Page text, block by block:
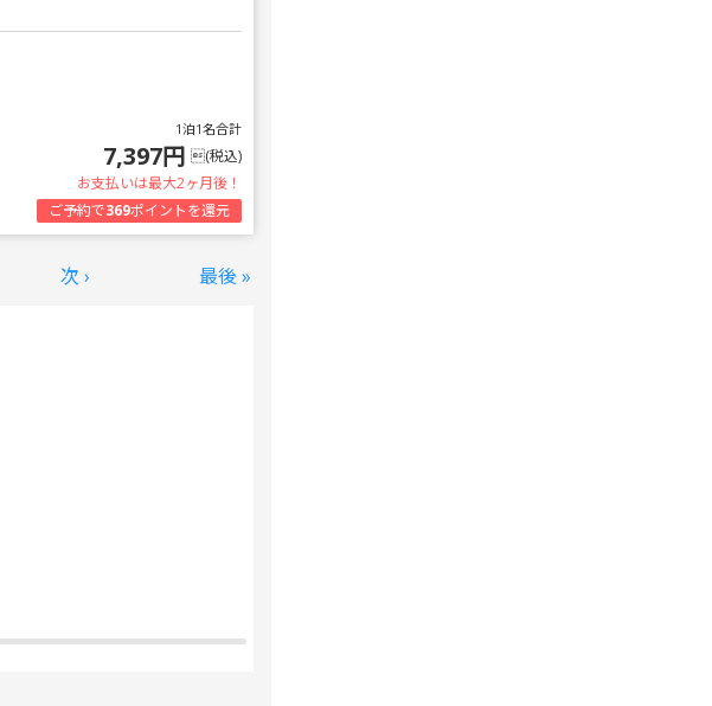
1泊1名合計
7,397円 (税込)
お支払いは最大2ヶ月後！
ご予約で369ポイントを還元
次 › 最後 »